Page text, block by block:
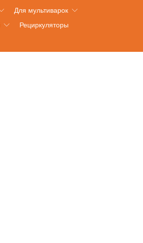
Для мультиварок
Рециркуляторы